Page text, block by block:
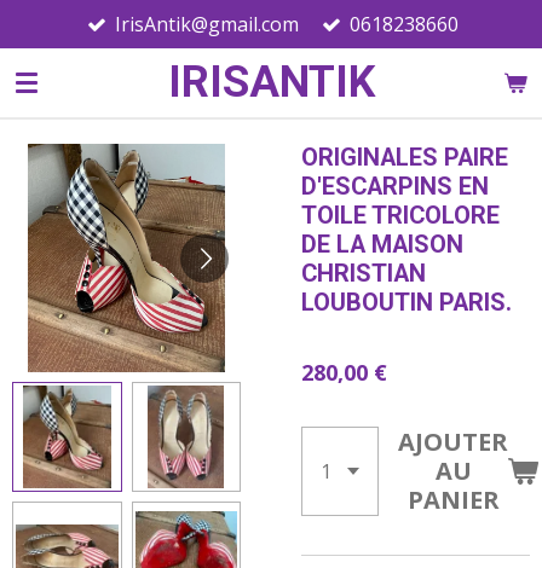
au
contenu
IRISANTIK
IrisAntik@gmail.com 0618238660
ORIGINALES PAIRE
D'ESCARPINS EN
TOILE TRICOLORE
DE LA MAISON
CHRISTIAN
LOUBOUTIN PARIS.
280,00 €
AJOUTER
AU
PANIER